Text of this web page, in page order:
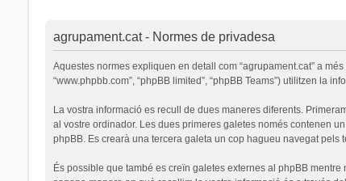
agrupament.cat - Normes de privadesa
Aquestes normes expliquen en detall com “agrupament.cat” a més
“www.phpbb.com”, “phpBB limited”, “phpBB Teams”) utilitzen la
La vostra informació es recull de dues maneres diferents.
al vostre ordinador. Les dues primeres galetes només contenen
phpBB. Es crearà una tercera galeta un cop hagueu navegat pels
És possible que també es creïn galetes externes al phpBB